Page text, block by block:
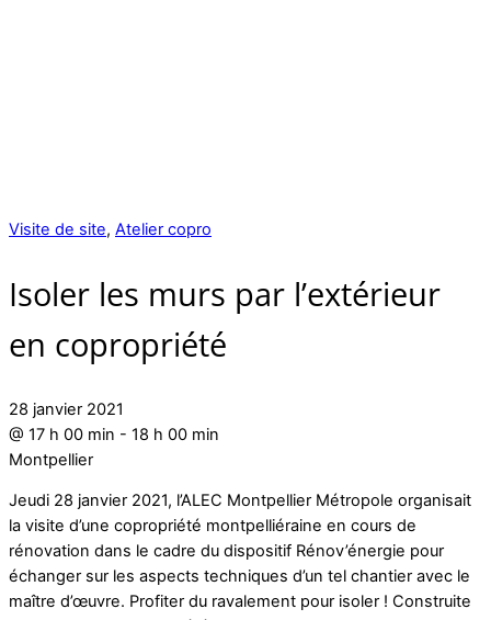
Visite de site, Atelier copro
Isoler les murs par l’extérieur
en copropriété
28 janvier 2021
@ 17 h 00 min - 18 h 00 min
Montpellier
Jeudi 28 janvier 2021, l’ALEC Montpellier Métropole organisait
la visite d’une copropriété montpelliéraine en cours de
rénovation dans le cadre du dispositif Rénov’énergie pour
échanger sur les aspects techniques d’un tel chantier avec le
maître d’œuvre. Profiter du ravalement pour isoler ! Construite